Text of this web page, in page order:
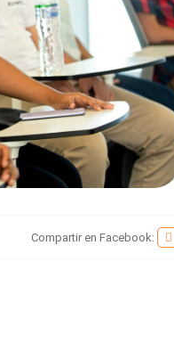
Compartir en Facebook: